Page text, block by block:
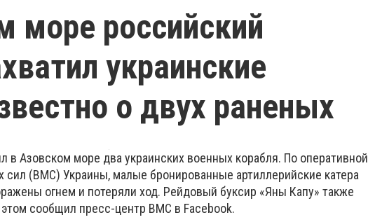
море российский
украинские
о двух раненых
в Азовском море два украинских военных корабля. По оперативной
(ВМС) Украины, малые бронированные артиллерийские катера
огнем и потеряли ход. Рейдовый буксир «Яны Капу» также
сообщил пресс-центр ВМС в Facebook.